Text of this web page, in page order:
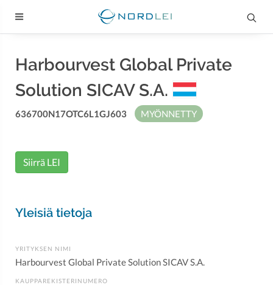
Harbourvest Global Private
Solution SICAV S.A.
636700N17OTC6L1GJ603 MYÖNNETTY
Siirrä LEI
Yleisiä tietoja
YRITYKSEN NIMI
Harbourvest Global Private Solution SICAV S.A.
KAUPPAREKISTERINUMERO